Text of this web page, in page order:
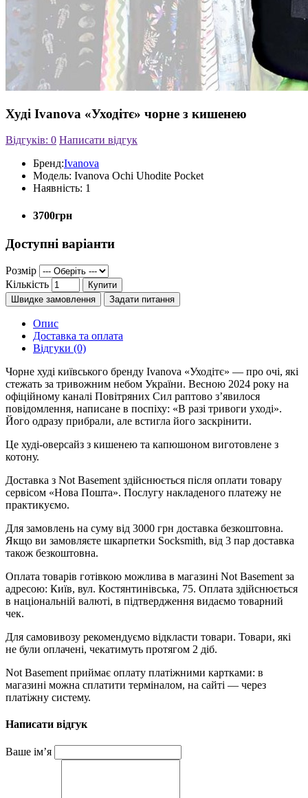
Худі Ivanova «Уходітє» чорне з кишенею
Відгуків: 0 Написати відгук
Бренд:Ivanova
Модель: Ivanova Ochi Uhodite Pocket
Наявність: 1
3700грн
Доступні варіанти
Розмір
Кількість
Купити
Швидке замовлення
Задати питання
Опис
Доставка та оплата
Відгуки (0)
Чорне худі київського бренду Ivanova «Уходітє» — про очі, які
стежать за тривожним небом України. Весною 2024 року на
офіційному каналі Повітряних Сил раптово зʼявилося
повідомлення, написане в поспіху: «В разі тривоги уході».
Його одразу прибрали, але встигла його заскрінити.
Це худі-оверсайз з кишенею та капюшоном виготовлене з
котону.
Доставка з Not Basement здійснюється після оплати товару
сервісом «Нова Пошта». Послугу накладеного платежу не
практикуємо.
Для замовлень на суму від 3000 грн доставка безкоштовна.
Якщо ви замовляєте шкарпетки Socksmith, від 3 пар доставка
також безкоштовна.
Оплата товарів готівкою можлива в магазині Not Basement за
адресою: Київ, вул. Костянтинівська, 75. Оплата здійснюється
в національній валюті, в підтвердження видаємо товарний
чек.
Для самовивозу рекомендуємо відкласти товари. Товари, які
не були оплачені, чекатимуть протягом 2 діб.
Not Basement приймає оплату платіжними картками: в
магазині можна сплатити терміналом, на сайті — через
платіжну систему.
Написати відгук
Ваше ім’я